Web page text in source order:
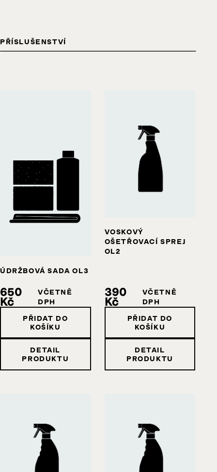
PŘÍSLUŠENSTVÍ
ÚDRŽBOVÁ SADA OL3
650
Kč
VČETNĚ
DPH
PŘIDAT DO
KOŠÍKU
DETAIL
PRODUKTU
VOSKOVÝ
OŠETŘOVACÍ SPREJ
OL2
390
Kč
VČETNĚ
DPH
PŘIDAT DO
KOŠÍKU
DETAIL
PRODUKTU